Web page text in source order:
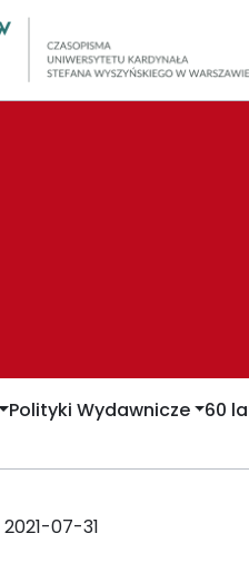
Polityki Wydawnicze 60
2021-07-31